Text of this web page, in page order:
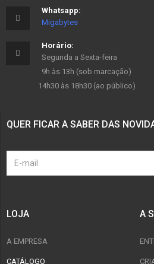
Whatsapp:
Migabytes
Horário:
Segunda a Sexta-feira
9h às 13h (sob marcação)
14h30 às 18h30 (ao público)
QUER FICAR A SABER DAS
LOJA
A EMPRESA
CATÁLOGO
A